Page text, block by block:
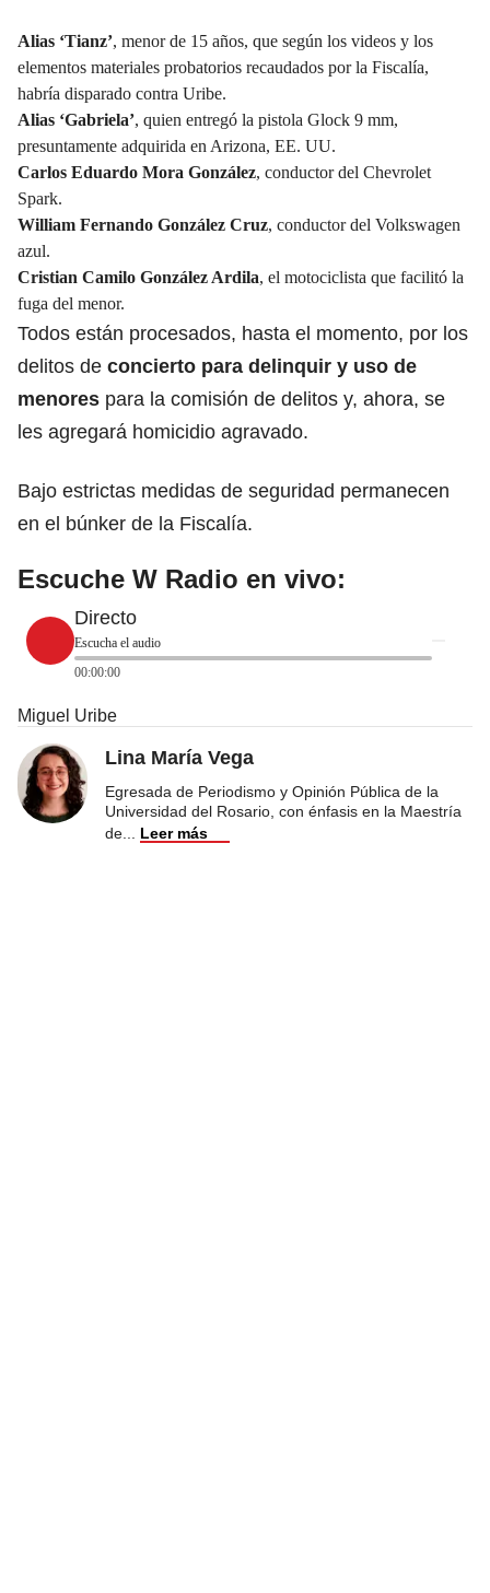
Alias ‘Tianz’, menor de 15 años, que según los videos y los
elementos materiales probatorios recaudados por la Fiscalía,
habría disparado contra Uribe.
Alias ‘Gabriela’, quien entregó la pistola Glock 9 mm,
presuntamente adquirida en Arizona, EE. UU.
Carlos Eduardo Mora González, conductor del Chevrolet
Spark.
William Fernando González Cruz, conductor del Volkswagen
azul.
Cristian Camilo González Ardila, el motociclista que facilitó la
fuga del menor.
Todos están procesados, hasta el momento, por los
delitos de concierto para delinquir y uso de
menores para la comisión de delitos y, ahora, se
les agregará homicidio agravado.
Bajo estrictas medidas de seguridad permanecen
en el búnker de la Fiscalía.
Escuche W Radio en vivo:
Directo
Escucha el audio
00:00:00
Miguel Uribe
Lina María Vega
Egresada de Periodismo y Opinión Pública de la
Universidad del Rosario, con énfasis en la Maestría
de
Leer más